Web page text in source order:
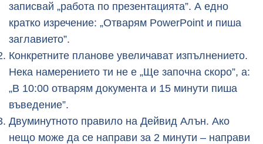
записвай „работа по презентацията”. А едно
кратко изречение: „Отварям PowerPoint и пиша
заглавието”.
Конкретните планове увеличават изпълнението.
Нека намерението ти не е „Ще започна скоро”, а:
„В 10:00 отварям документа и 15 минути пиша
въведение”.
Двуминутното правило на Дейвид Алън. Ако
нещо може да се направи за 2 минути – направи